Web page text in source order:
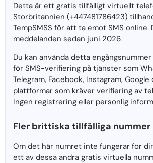
Detta är ett gratis tillfälligt virtuellt
Storbritannien (+447481786423)
TempSMSS för att ta emot SMS online.
meddelanden sedan juni 2026.
Du kan använda detta
för SMS-verifiering på tjänster som
Telegram, Facebook, Instagram,
plattformar som kräver verifiering av
Ingen registrering eller personlig
Fler brittiska tillfälliga nummer
Om det här numret inte fungerar för
ett av dessa andra gratis virtuella